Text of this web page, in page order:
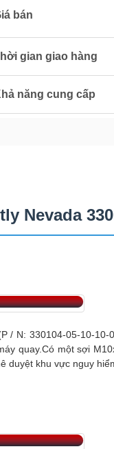
bán
gian giao hàng
năng cung cấp
Nevada
/ N: 330104-05-10-
quay.Có một sợi
khu vực nguy